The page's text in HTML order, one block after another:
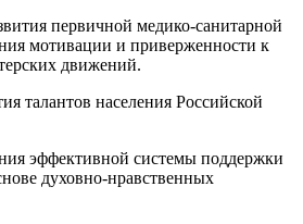
первичной медико-санитарной
мотивации и приверженности к
движений.
населения Российской
эффективной системы поддержки
духовно-нравственных